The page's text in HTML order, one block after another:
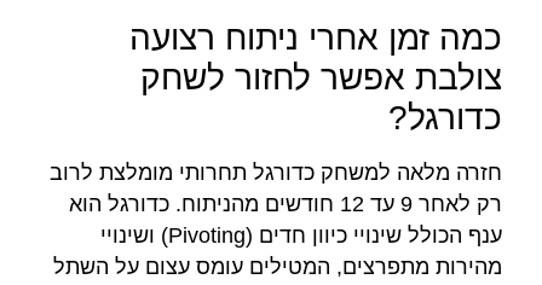
כמה זמן אחרי ניתוח רצועה
צולבת אפשר לחזור לשחק
כדורגל?
חזרה מלאה למשחק כדורגל תחרותי מומלצת לרוב
רק לאחר 9 עד 12 חודשים מהניתוח. כדורגל הוא
ענף הכולל שינויי כיוון חדים (Pivoting) ושינויי
מהירות מתפרצים, המטילים עומס עצום על השתל